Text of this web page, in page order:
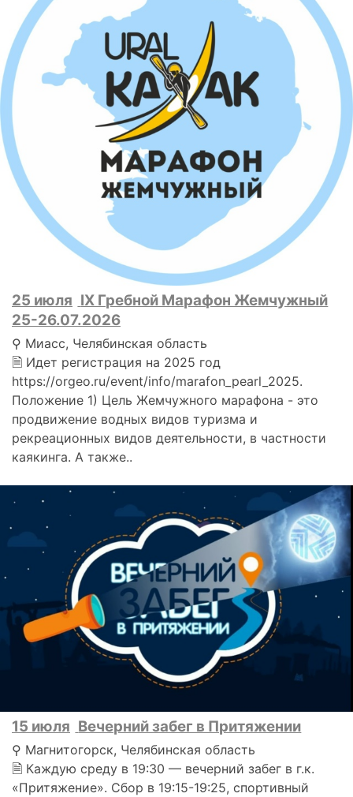
25 июля IX Гребной Марафон Жемчужный
25-26.07.2026
⚲ Миасс, Челябинская область
🗎 Идет регистрация на 2025 год
https://orgeo.ru/event/info/marafon_pearl_2025.
Положение 1) Цель Жемчужного марафона - это
продвижение водных видов туризма и
рекреационных видов деятельности, в частности
каякинга. А также..
15 июля Вечерний забег в Притяжении
⚲ Магнитогорск, Челябинская область
🗎 Каждую среду в 19:30 — вечерний забег в г.к.
«Притяжение». Сбор в 19:15-19:25, спортивный